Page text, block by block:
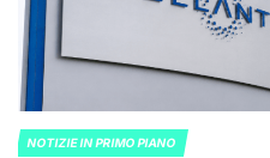
POSTED
NOTIZIE IN PRIMO PIANO